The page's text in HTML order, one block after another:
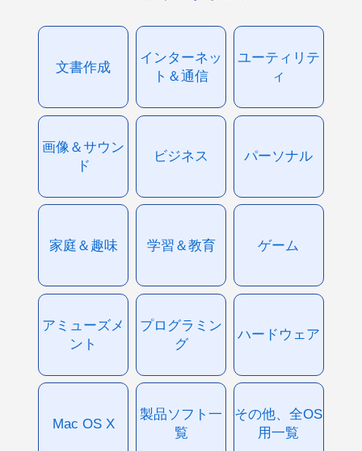
文書作成
インターネッ
ト＆通信
ユーティリテ
ィ
画像＆サウン
ド
ビジネス パーソナル
家庭＆趣味 学習＆教育 ゲーム
アミューズメ
ント
プログラミン
グ
ハードウェア
Mac OS X
製品ソフト一
覧
その他、全OS
用一覧